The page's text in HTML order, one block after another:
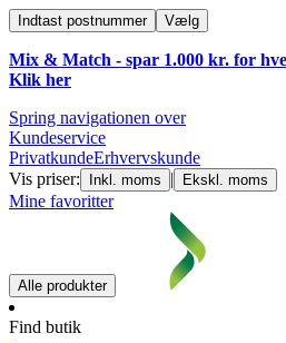
Indtast postnummer Vælg
Mix & Match - spar 1.000 kr. for
Klik her
Spring navigationen over
Kundeservice
PrivatkundeErhvervskunde
Vis priser:
Inkl. moms | Ekskl. moms
Mine favoritter
Alle produkter
Find butik